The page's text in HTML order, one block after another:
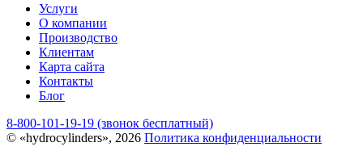
Услуги
О компании
Производство
Клиентам
Карта сайта
Контакты
Блог
8-800-101-19-19 (звонок бесплатный)
© «hydrocylinders», 2026 Политика конфиденциальности